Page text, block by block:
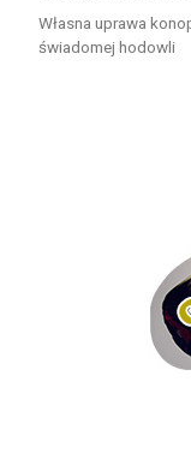
Własna uprawa
świadomej hodowli